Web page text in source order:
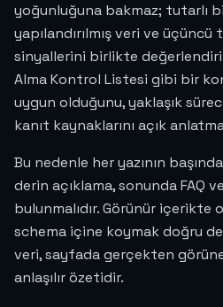
yoğunluğuna bakmaz; tutarlı
yapılandırılmış veri ve
sinyallerini birlikte
Alma Kontrol Listesi gibi bir
uygun olduğunu, yaklaşık
kanıt kaynaklarını açık
Bu nedenle her yazının
derin açıklama, sonunda FAQ
bulunmalıdır. Görünür içerikte
schema içine koymak doğru
veri, sayfada gerçekten
anlaşılır özetidir.